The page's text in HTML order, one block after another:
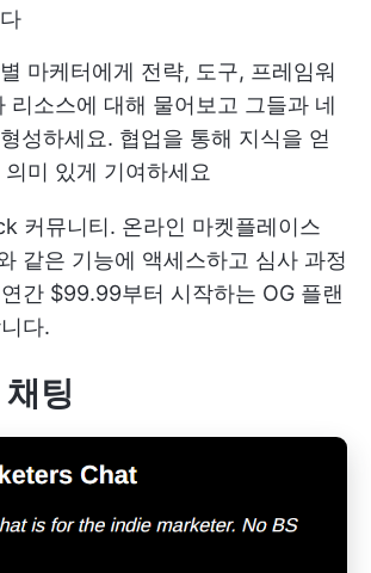
마케터에게 전략, 도구, 프레임워
리소스에 대해 물어보고 그들과 네
성하세요. 협업을 통해 지식을 얻
의미 있게 기여하세요
커뮤니티. 온라인 마켓플레이스
같은 기능에 액세스하고 심사 과정
간 $99.99부터 시작하는 OG 플랜
다.
팅